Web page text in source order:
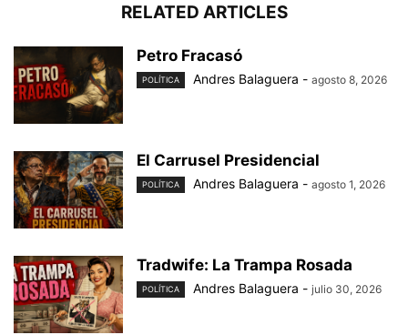
RELATED ARTICLES
Petro Fracasó
POLÍTICA Andres Balaguera - agosto 8, 2026
El Carrusel Presidencial
POLÍTICA Andres Balaguera - agosto 1, 2026
Tradwife: La Trampa Rosada
POLÍTICA Andres Balaguera - julio 30, 2026